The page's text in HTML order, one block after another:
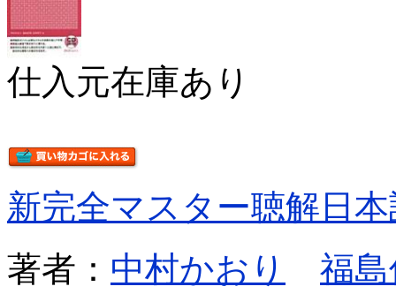
仕入元在庫あり
新完全マスター聴解日
著者： 中村かおり
福